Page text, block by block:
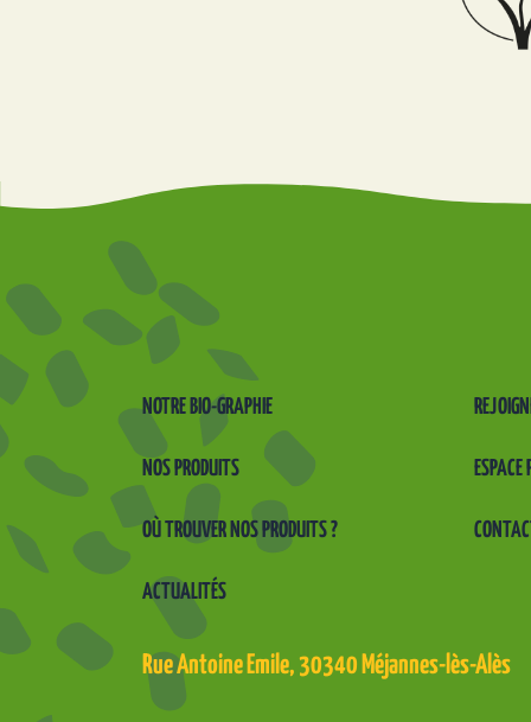
AQUARIUS
9 ROUTE D
ANNECY
PRINGY,
Auvergne-Rhône-
Alpes, 74370
04 50 27 22 84
AQUARIUS
2 RUE PERRINE
LA ROCHE SUR
FORON,
Auvergne-Rhône-
Alpes, 74800
04 50 25 98 18
AQUARIUS
NOTRE BIO-GRAPHIE
NOS PRODUITS ESPACE
OÙ TROUVER NOS PRODUITS ?
ACTUALITÉS
Rue Antoine Emile, 30340 Méjannes-lès-Alès